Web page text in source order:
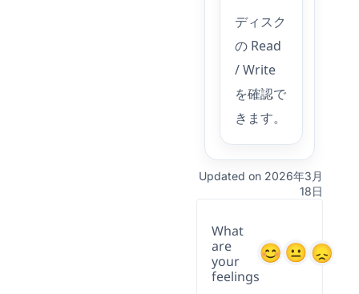
ディスク
の Read
/ Write
を確認で
きます。
Updated on 2026年3月
18日
What
are
your
feelings